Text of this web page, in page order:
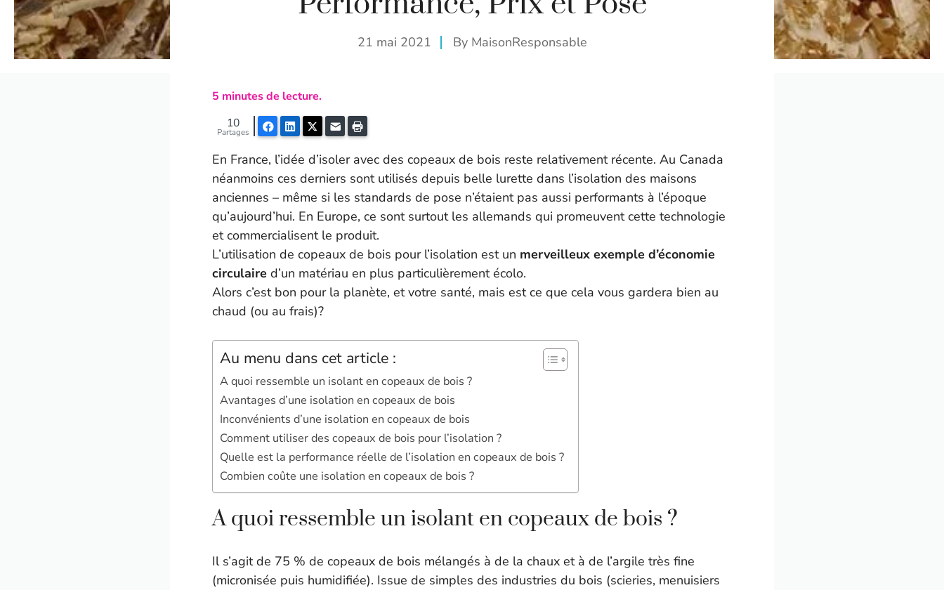
21 mai 2021 By MaisonResponsable
5 minutes de lecture.
FacebookLinkedInTwitterE-mail
Partages
10
En France, l’idée d’isoler avec des copeaux de bois reste relativement récente. Au Canada
néanmoins ces derniers sont utilisés depuis belle lurette dans l’isolation des maisons
anciennes – même si les standards de pose n’étaient pas aussi performants à l’époque
qu’aujourd’hui. En Europe, ce sont surtout les allemands qui promeuvent cette technologie
et commercialisent le produit.
L’utilisation de copeaux de bois pour l’isolation est un merveilleux exemple d’économie
circulaire d’un matériau en plus particulièrement écolo.
Alors c’est bon pour la planète, et votre santé, mais est ce que cela vous gardera bien au
chaud (ou au frais)?
Au menu dans cet article :
A quoi ressemble un isolant en copeaux de bois ?
Avantages d’une isolation en copeaux de bois
Inconvénients d’une isolation en copeaux de bois
Comment utiliser des copeaux de bois pour l’isolation ?
Quelle est la performance réelle de l’isolation en copeaux de bois ?
Combien coûte une isolation en copeaux de bois ?
A quoi ressemble un isolant en copeaux de bois ?
Il s’agit de 75 % de copeaux de bois mélangés à de la chaux et à de l’argile très fine
(micronisée puis humidifiée). Issue de simples des industries du bois (scieries, menuisiers